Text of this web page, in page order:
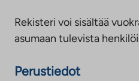
Rekisteri voi sisältää
asumaan tulevista
Perustiedot